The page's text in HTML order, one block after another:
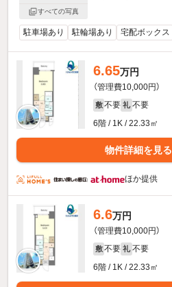
すべての写真
駐車場あり 駐輪場あり 宅配ボックス
6.65万円
（管理費10,000円）
敷 不要 礼 不要
6階 / 1K / 22.33㎡
物件詳細を見る
ほか提供
6.6万円
（管理費10,000円）
敷 不要 礼 不要
6階 / 1K / 22.33㎡